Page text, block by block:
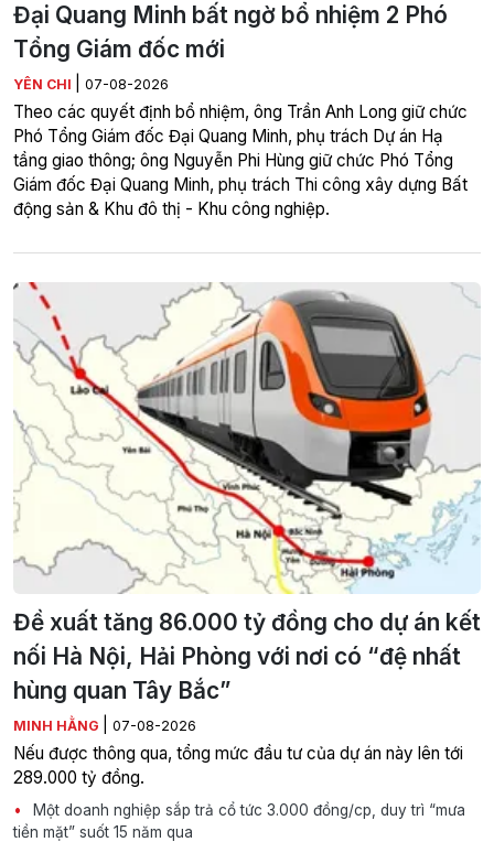
Đại Quang Minh bất ngờ bổ nhiệm 2 Phó
Tổng Giám đốc mới
YÊN CHI 07-08-2026
Theo các quyết định bổ nhiệm, ông Trần Anh Long giữ chức
Phó Tổng Giám đốc Đại Quang Minh, phụ trách Dự án Hạ
tầng giao thông; ông Nguyễn Phi Hùng giữ chức Phó Tổng
Giám đốc Đại Quang Minh, phụ trách Thi công xây dựng Bất
động sản & Khu đô thị - Khu công nghiệp.
Đề xuất tăng 86.000 tỷ đồng cho dự án kết
nối Hà Nội, Hải Phòng với nơi có “đệ nhất
hùng quan Tây Bắc”
MINH HẰNG 07-08-2026
Nếu được thông qua, tổng mức đầu tư của dự án này lên tới
289.000 tỷ đồng.
Một doanh nghiệp sắp trả cổ tức 3.000 đồng/cp, duy trì “mưa
tiền mặt” suốt 15 năm qua